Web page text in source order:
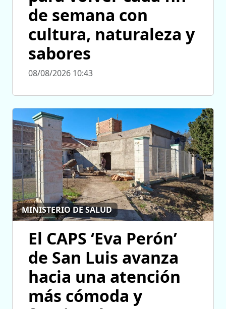
de semana con
cultura, naturaleza y
sabores
08/08/2026 10:43
MINISTERIO DE SALUD
El CAPS ‘Eva Perón’
de San Luis avanza
hacia una atención
más cómoda y